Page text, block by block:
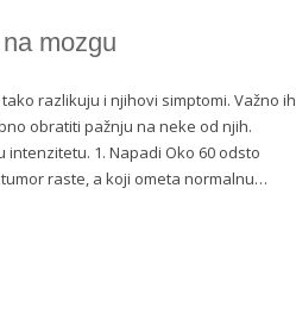
mozgu
razlikuju i njihovi simptomi. Važno ih
obratiti pažnju na neke od njih.
1. Napadi Oko 60 odsto
raste, a koji ometa normalnu…